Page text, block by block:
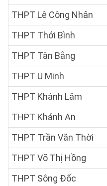
THPT Lê Công Nhân
THPT Thới Bình
THPT Tân Bằng
THPT U Minh
THPT Khánh Lâm
THPT Khánh An
THPT Trần Văn Thời
THPT Võ Thị Hồng
THPT Sông Đốc